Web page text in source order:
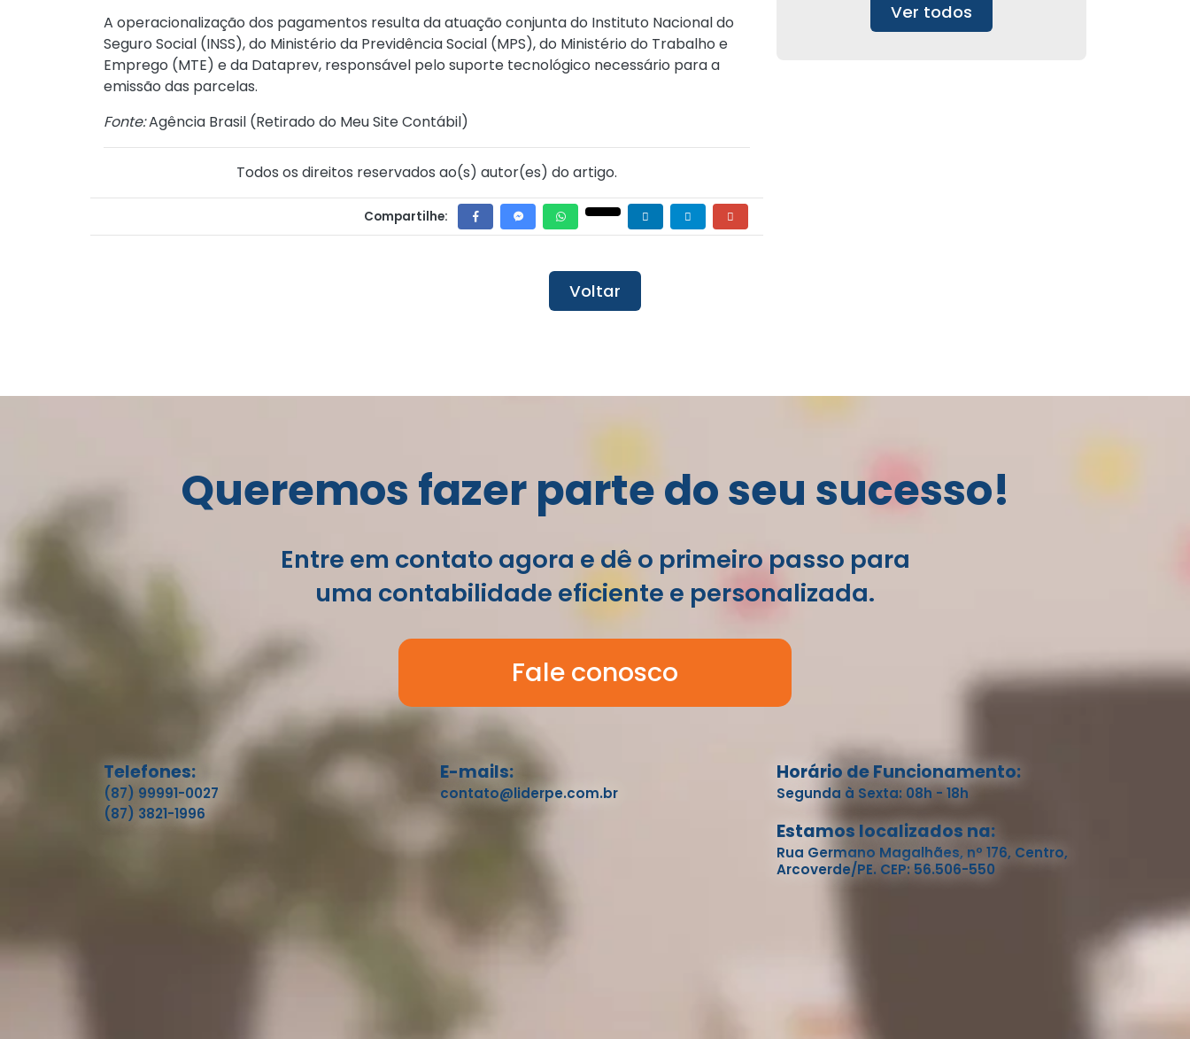
A operacionalização dos pagamentos resulta da atuação conjunta do Instituto Nacional do
Seguro Social (INSS), do Ministério da Previdência Social (MPS), do Ministério do Trabalho e
Emprego (MTE) e da Dataprev, responsável pelo suporte tecnológico necessário para a
emissão das parcelas.
Fonte:Agência Brasil (Retirado do Meu Site Contábil)
Todos os direitos reservados ao(s) autor(es) do artigo.
Compartilhe:
Ver todos
Voltar
Queremos fazer parte do seu sucesso!
Entre em contato agora e dê o primeiro passo para
uma contabilidade eficiente e personalizada.
Fale conosco
Telefones:
(87) 99991-0027
(87) 3821-1996
E-mails:
contato@liderpe.com.br
Horário de Funcionamento:
Segunda à Sexta: 08h - 18h
Estamos localizados na:
Rua Germano Magalhães, nº 176, Centro,
Arcoverde/PE. CEP: 56.506-550